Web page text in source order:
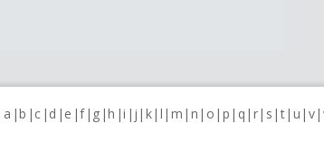
a b c d e f g h i j k l m n o p q r s t u v